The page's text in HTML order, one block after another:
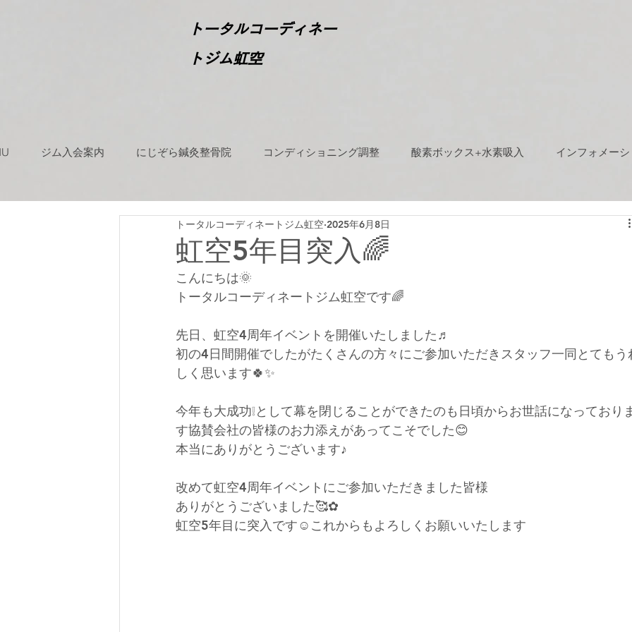
​トータルコーディネー
トジム虹空
ジム入会案内 にじぞら鍼灸整骨院 コンディショニング調整 酸素ボックス+水素吸入 インフォメー
虹空5年目突入🌈
トータルコーディネートジム虹空 2025年6月8日
こんにちは🌞
トータルコーディネートジム虹空です🌈
先日、虹空4周年イベントを開催いたしました♬
初の4日間開催でしたがたくさんの方々にご参加いただきスタッフ一同とてもう
しく思います🍀✨
今年も大成功❕として幕を閉じることができたのも日頃からお世話になっており
す協賛会社の皆様のお力添えがあってこそでした😊
本当にありがとうございます♪
改めて虹空4周年イベントにご参加いただきました皆様
ありがとうございました🥰✿
虹空5年目に突入です☺これからもよろしくお願いいたします